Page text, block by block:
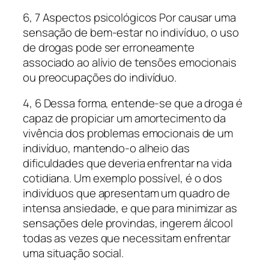
6, 7 Aspectos psicológicos Por causar uma
sensação de bem-estar no indivíduo, o uso
de drogas pode ser erroneamente
associado ao alívio de tensões emocionais
ou preocupações do indivíduo.
4, 6 Dessa forma, entende-se que a droga é
capaz de propiciar um amortecimento da
vivência dos problemas emocionais de um
indivíduo, mantendo-o alheio das
dificuldades que deveria enfrentar na vida
cotidiana. Um exemplo possível, é o dos
indivíduos que apresentam um quadro de
intensa ansiedade, e que para minimizar as
sensações dele provindas, ingerem álcool
todas as vezes que necessitam enfrentar
uma situação social.